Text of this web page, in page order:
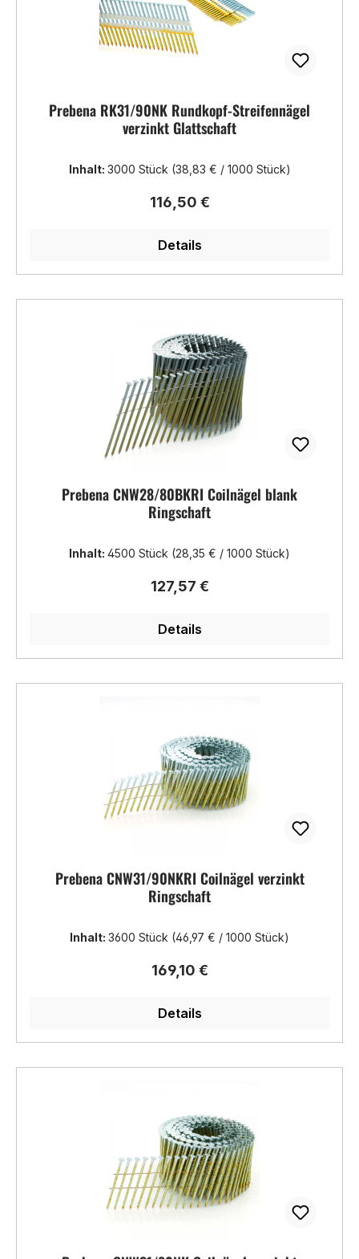
Prebena RK31/90NK Rundkopf-Streifennägel
verzinkt Glattschaft
Inhalt: 3000 Stück (38,83 € / 1000 Stück)
Regulärer Preis:
116,50 €
Details
Prebena CNW28/80BKRI Coilnägel blank
Ringschaft
Inhalt: 4500 Stück (28,35 € / 1000 Stück)
Regulärer Preis:
127,57 €
Details
Prebena CNW31/90NKRI Coilnägel verzinkt
Ringschaft
Inhalt: 3600 Stück (46,97 € / 1000 Stück)
Regulärer Preis:
169,10 €
Details